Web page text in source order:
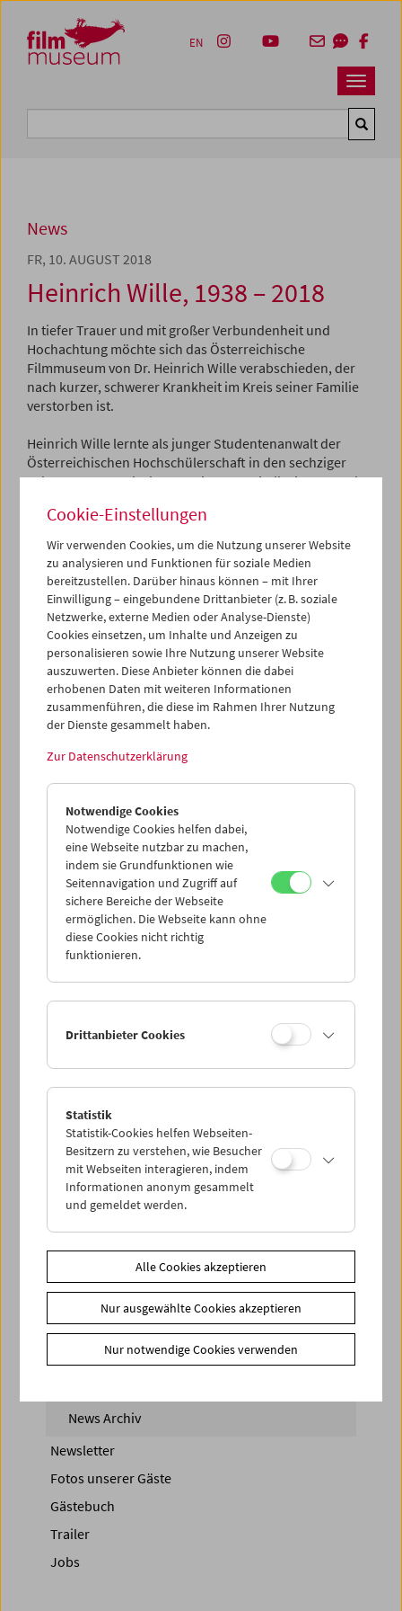
Zum Inhalt
Zum Hauptmenü
Zur Servicenavigation
Zum Suche
Navbar
EN
News
FR, 10. AUGUST 2018
Heinrich Wille, 1938 – 2018
In tiefer Trauer und mit großer Verbundenheit und
Hochachtung möchte sich das Österreichische
Filmmuseum von Dr. Heinrich Wille verabschieden, der
nach kurzer, schwerer Krankheit im Kreis seiner Familie
verstorben ist.
Heinrich Wille lernte als junger Studentenanwalt der
Österreichischen Hochschülerschaft in den sechziger
Jahren Peter Konlechner und Peter Kubelka kennen. Als
übernahm er sogleich im Vorstand die Funktion des
Obmanns und war 40 Jahre lang als solcher tätig. Neben
seinem Einsatz als Rechtsanwalt und ÖVP-Politiker hat
sich Heinrich Wille immer mit Begeisterung für den Film
und insbesondere für das Österreichische Filmmuseum
engagiert. Zum Dank und um seinen unermüdlichen
Einsatz für das Haus zu würdigen, verlieh ihm das
Filmmuseum 2006 die Ehrenobmannschaft.
Wir werden Dr. Heinrich Wille für seine freundliche,
kompetente und selbstlose Unterstützung immer
dankbar sein. Unser tiefes Beileid geht an seine Frau Gerti
< zurück zur Übersicht
Share on
News Archiv
Newsletter
Fotos unserer Gäste
Gästebuch
Trailer
Jobs
Cookie-Einstellungen
Wir verwenden Cookies, um die Nutzung unserer Website
zu analysieren und Funktionen für soziale Medien
bereitzustellen. Darüber hinaus können – mit Ihrer
Einwilligung – eingebundene Drittanbieter (z. B. soziale
Netzwerke, externe Medien oder Analyse-Dienste)
Cookies einsetzen, um Inhalte und Anzeigen zu
personalisieren sowie Ihre Nutzung unserer Website
auszuwerten. Diese Anbieter können die dabei
erhobenen Daten mit weiteren Informationen
zusammenführen, die diese im Rahmen Ihrer Nutzung
der Dienste gesammelt haben.
Zur Datenschutzerklärung
Notwendige Cookies
Notwendige Cookies helfen dabei,
eine Webseite nutzbar zu machen,
indem sie Grundfunktionen wie
Seitennavigation und Zugriff auf
sichere Bereiche der Webseite
ermöglichen. Die Webseite kann ohne
diese Cookies nicht richtig
funktionieren.
Drittanbieter Cookies
Statistik
Statistik-Cookies helfen Webseiten-
Besitzern zu verstehen, wie Besucher
mit Webseiten interagieren, indem
Informationen anonym gesammelt
und gemeldet werden.
Alle Cookies akzeptieren
Nur ausgewählte Cookies akzeptieren
Nur notwendige Cookies verwenden